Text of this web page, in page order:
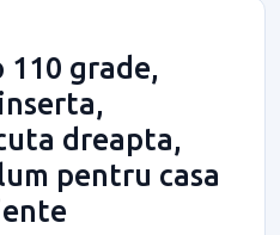
grade,
dreapta,
pentru casa